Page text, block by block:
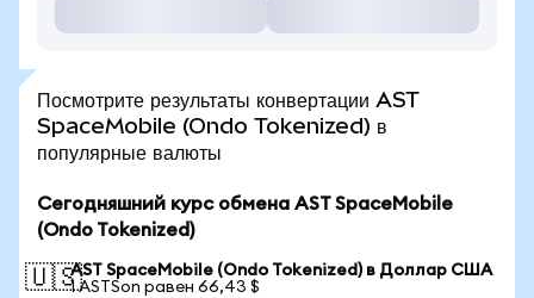
Посмотрите результаты конвертации AST
SpaceMobile (Ondo Tokenized) в
популярные валюты
Сегодняшний курс обмена AST SpaceMobile
(Ondo Tokenized)
🇺🇸AST SpaceMobile (Ondo Tokenized) в Доллар США
1 ASTSon равен 66,43 $